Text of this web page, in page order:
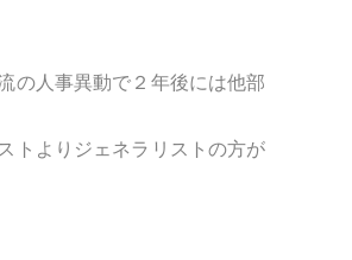
の人事異動で２年後には他部
トよりジェネラリストの方が